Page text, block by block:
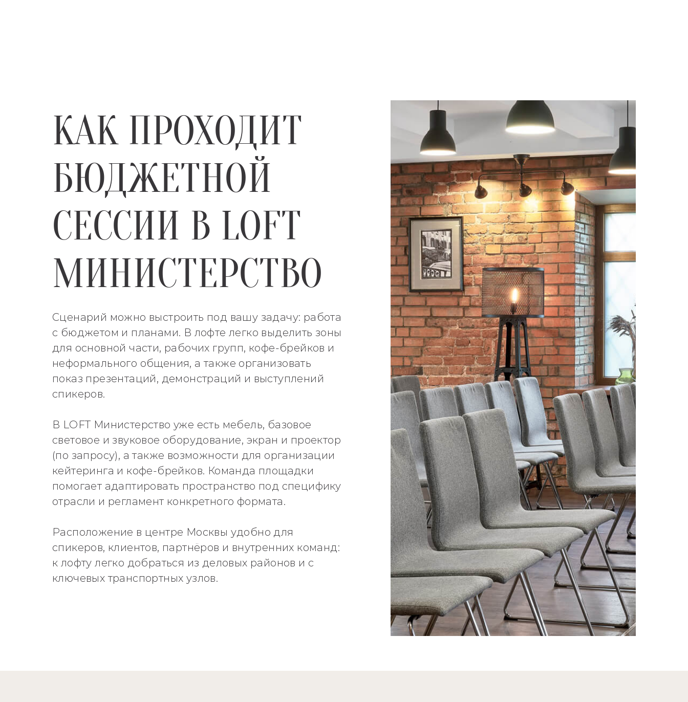
КАК ПРОХОДИТ
БЮДЖЕТНОЙ
СЕССИИ В LOFT
МИНИСТЕРСТВО
Сценарий можно выстроить под вашу задачу: работа
с бюджетом и планами. В лофте легко выделить зоны
для основной части, рабочих групп, кофе-брейков и
неформального общения, а также организовать
показ презентаций, демонстраций и выступлений
спикеров.
В LOFT Министерство уже есть мебель, базовое
световое и звуковое оборудование, экран и проектор
(по запросу), а также возможности для организации
кейтеринга и кофе-брейков. Команда площадки
помогает адаптировать пространство под специфику
отрасли и регламент конкретного формата.
Расположение в центре Москвы удобно для
спикеров, клиентов, партнёров и внутренних команд:
к лофту легко добраться из деловых районов и с
ключевых транспортных узлов.